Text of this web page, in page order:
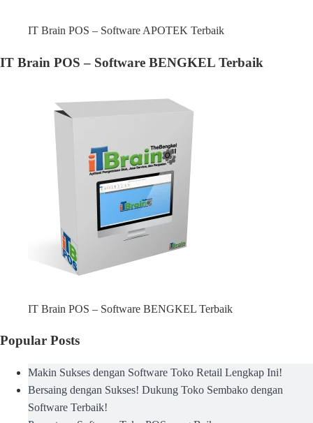
IT Brain POS – Software APOTEK Terbaik
IT Brain POS – Software BENGKEL Terbaik
IT Brain POS – Software BENGKEL Terbaik
Popular Posts
Makin Sukses dengan Software Toko Retail Lengkap Ini!
Bersaing dengan Sukses! Dukung Toko Sembako dengan
Software Terbaik!